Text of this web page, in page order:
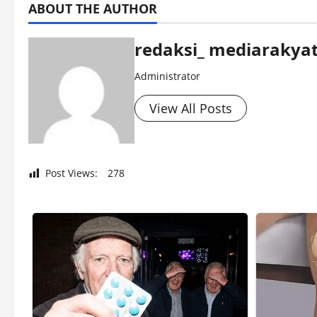
ABOUT THE AUTHOR
redaksi_
Administrator
View All Posts
Post Views: 278